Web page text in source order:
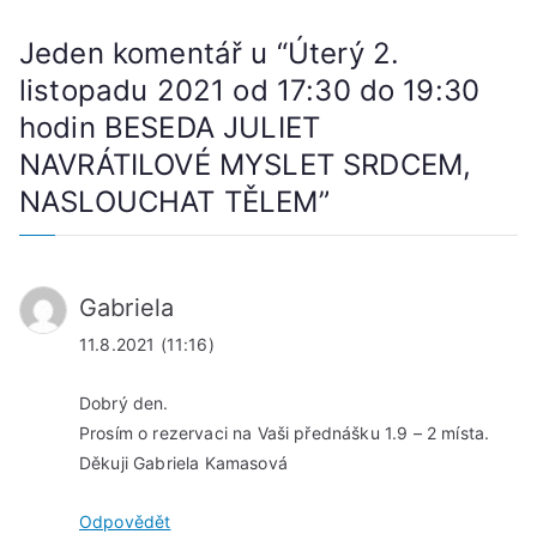
Jeden komentář u “Úterý 2.
listopadu 2021 od 17:30 do 19:30
hodin BESEDA JULIET
NAVRÁTILOVÉ MYSLET SRDCEM,
NASLOUCHAT TĚLEM”
Gabriela
11.8.2021 (11:16)
Dobrý den.
Prosím o rezervaci na Vaši přednášku 1.9 – 2 místa.
Děkuji Gabriela Kamasová
Odpovědět